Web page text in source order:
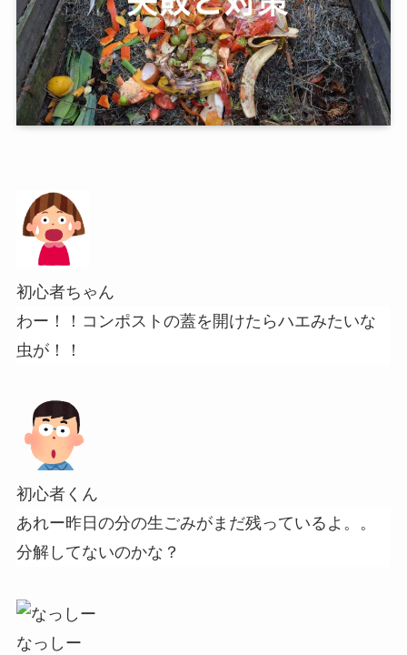
初心者ちゃん
わー！！コンポストの蓋を開けたらハエみたいな
虫が！！
初心者くん
あれー昨日の分の生ごみがまだ残っているよ。。
分解してないのかな？
なっしー